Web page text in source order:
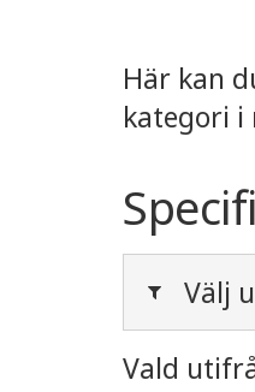
Här kan
kategori i
Välj
Vald